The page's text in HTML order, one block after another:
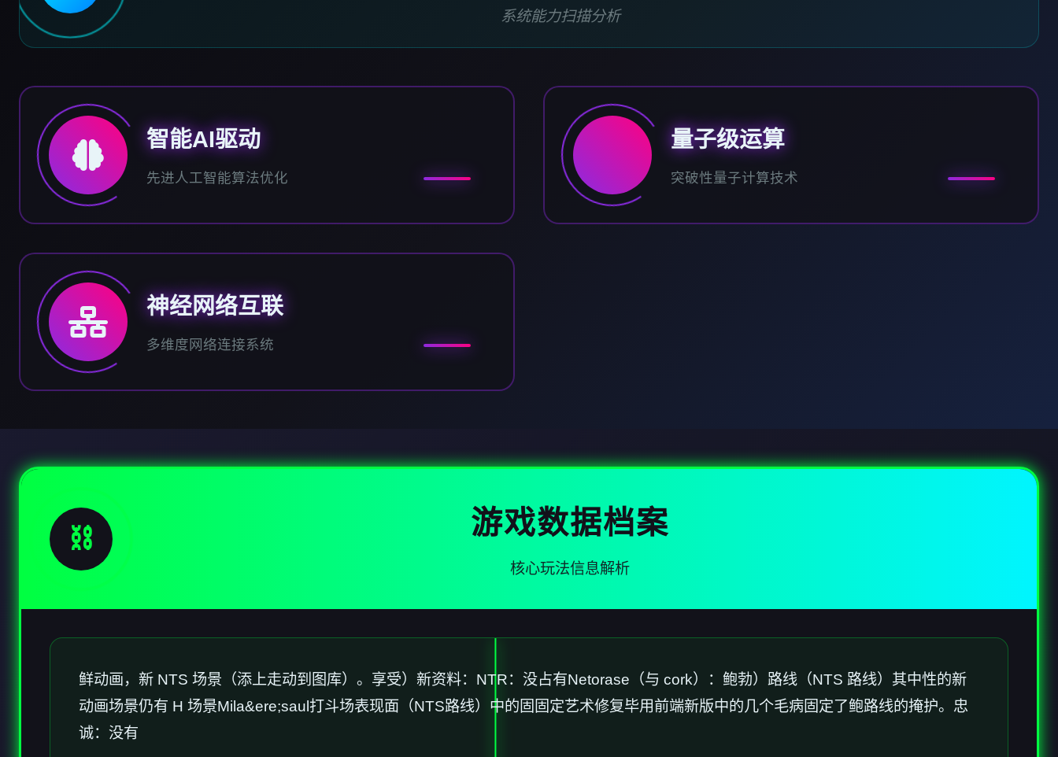
系统能力扫描分析
智能AI驱动
先进人工智能算法优化
量子级运算
突破性量子计算技术
神经网络互联
多维度网络连接系统
⛓️ 游戏数据档案
核心玩法信息解析
鲜动画，新 NTS 场景（添上走动到图库）。享受）新资料：NTR：没占有Netorase（与 cork）：鲍勃）路线（NTS 路线）其中性的新
动画场景仍有 H 场景Mila&ere;saul打斗场表现面（NTS路线）中的固固定艺术修复毕用前端新版中的几个毛病固定了鲍路线的掩护。忠
诚：没有